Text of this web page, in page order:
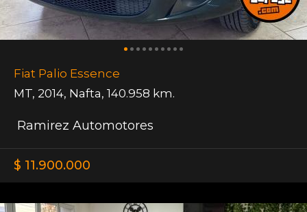
Fiat Palio Essence
MT, 2014, Nafta, 140.958 km.
Ramirez Automotores
$ 11.900.000